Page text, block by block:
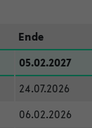
Ende
05.02.2027
24.07.2026
06.02.2026